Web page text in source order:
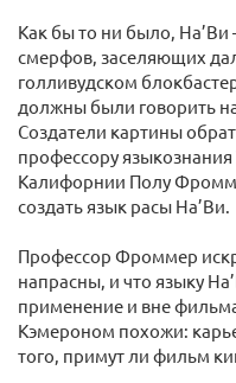
Как бы то ни было,
смерфов, заселяющих
голливудском
должны были говорить
Создатели картины
профессору
Калифорнии Полу
создать язык расы На’Ви.
Профессор Фроммер
напрасны, и что языку
применение и вне
Кэмероном похожи:
того, примут ли фильм